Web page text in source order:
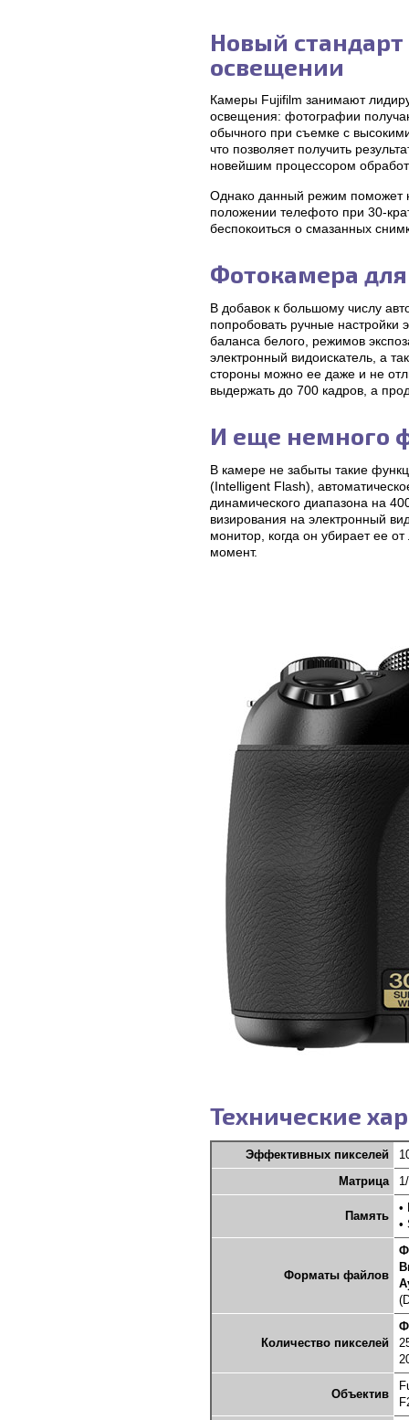
Новый
освещении
Камеры Fujifilm занимают
освещения: фотографии
обычного при съемке с
что позволяет получить
новейшим процессором
Однако данный режим поможет
положении телефото при 30-
беспокоиться о смазанных
Фотокамера
В добавок к большому числу
попробовать ручные настройки
баланса белого, режимов
электронный видоискатель, а
стороны можно ее даже и не
выдержать до 700 кадров, а
И еще немного
В камере не забыты такие
(Intelligent Flash),
динамического диапазона на
визирования на электронный
монитор, когда он убирает ее
момент.
Технические
Эффективных пикселей
Матрица
Память
•
•
Форматы файлов
Количество пикселей
Объектив